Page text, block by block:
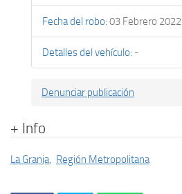
Fecha del robo: 03 Febrero 2022
Detalles del vehículo: -
Denunciar publicación
+ Info
La Granja, Región Metropolitana